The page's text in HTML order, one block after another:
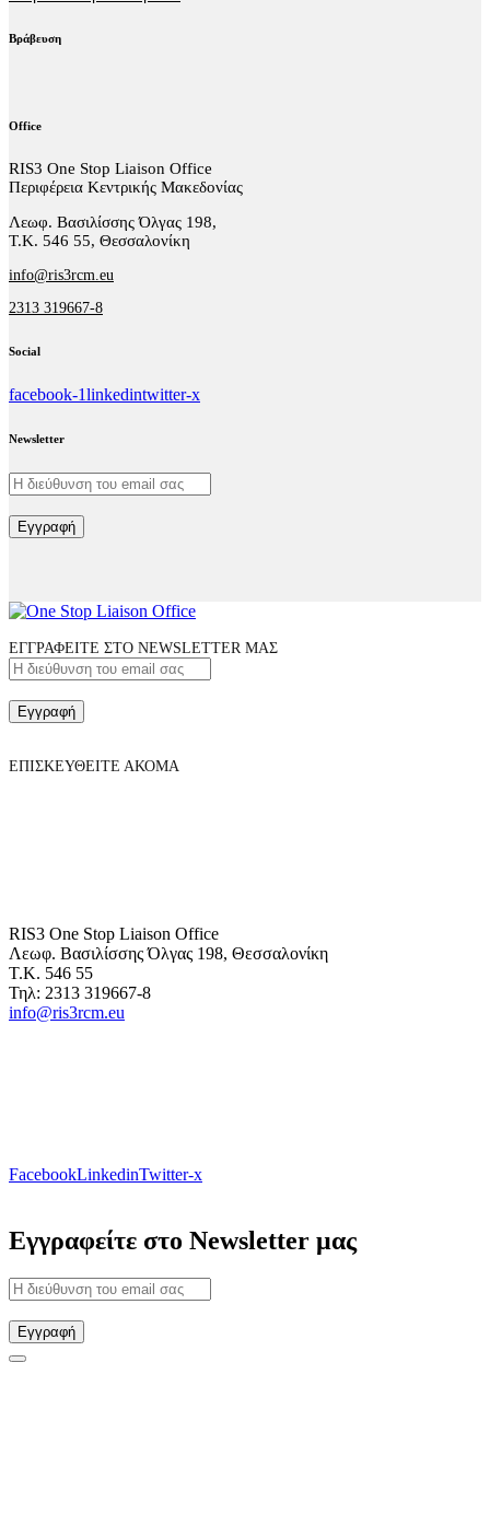
Βράβευση
Office
RIS3 One Stop Liaison Office
Περιφέρεια Κεντρικής Μακεδονίας
Λεωφ. Βασιλίσσης Όλγας 198,
Τ.Κ. 546 55, Θεσσαλονίκη
info@ris3rcm.eu
2313 319667-8
Social
facebook-1linkedintwitter-x
Newsletter
Εγγραφή
ΕΓΓΡΑΦΕΙΤΕ ΣΤΟ NEWSLETTER ΜΑΣ
Εγγραφή
ΕΠΙΣΚΕΥΘΕΙΤΕ ΑΚΟΜΑ
RIS3 One Stop Liaison Office
Λεωφ. Βασιλίσσης Όλγας 198, Θεσσαλονίκη
Τ.Κ. 546 55
Τηλ: 2313 319667-8
info@ris3rcm.eu
FacebookLinkedinTwitter-x
Εγγραφείτε στο Newsletter μας
Εγγραφή